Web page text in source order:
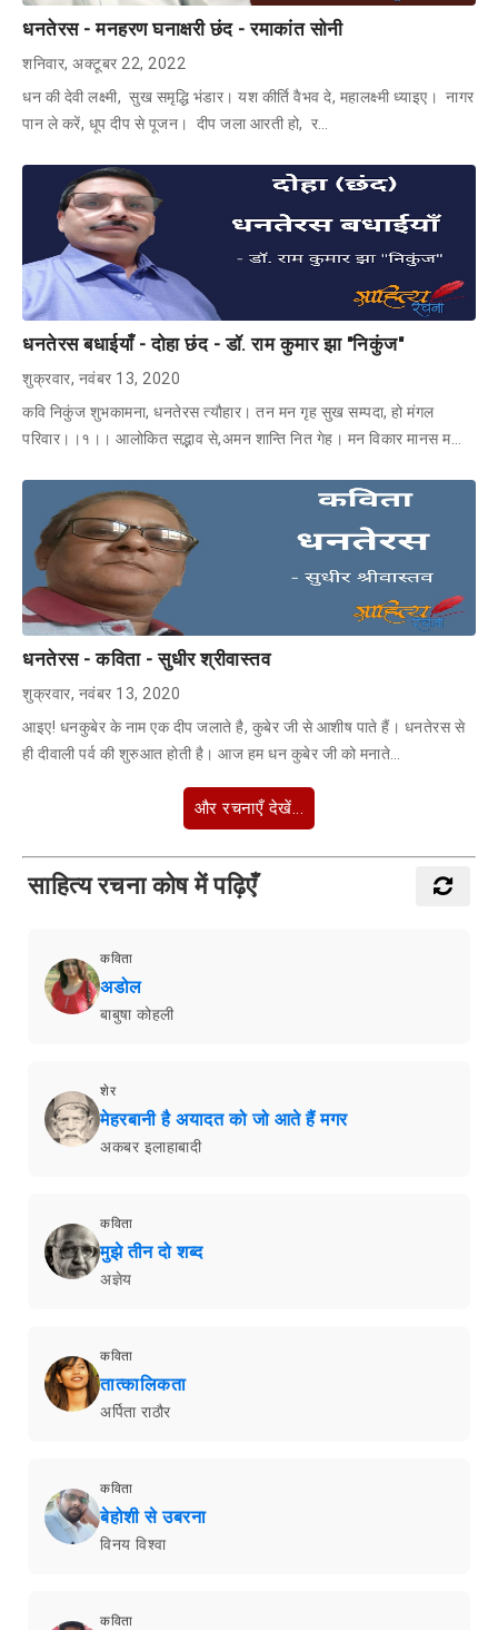
धनतेरस - मनहरण घनाक्षरी छंद - रमाकांत सोनी
शनिवार, अक्टूबर 22, 2022
धन की देवी लक्ष्मी, सुख समृद्धि भंडार। यश कीर्ति वैभव दे, महालक्ष्मी ध्याइए। नागर
पान ले करें, धूप दीप से पूजन। दीप जला आरती हो, र…
धनतेरस बधाईयाँ - दोहा छंद - डॉ. राम कुमार झा "निकुंज"
शुक्रवार, नवंबर 13, 2020
कवि निकुंज शुभकामना, धनतेरस त्यौहार। तन मन गृह सुख सम्पदा, हो मंगल
परिवार।।१।। आलोकित सद्भाव से,अमन शान्ति नित गेह। मन विकार मानस म…
धनतेरस - कविता - सुधीर श्रीवास्तव
शुक्रवार, नवंबर 13, 2020
आइए! धनकुबेर के नाम एक दीप जलाते है, कुबेर जी से आशीष पाते हैं। धनतेरस से
ही दीवाली पर्व की शुरुआत होती है। आज हम धन कुबेर जी को मनाते…
और रचनाएँ देखें...
साहित्य रचना कोष में पढ़िएँ
कविता
अडोल
बाबुषा कोहली
शेर
मेहरबानी है अयादत को जो आते हैं मगर
अकबर इलाहाबादी
कविता
मुझे तीन दो शब्द
अज्ञेय
कविता
तात्कालिकता
अर्पिता राठौर
कविता
बेहोशी से उबरना
विनय विश्वा
कविता